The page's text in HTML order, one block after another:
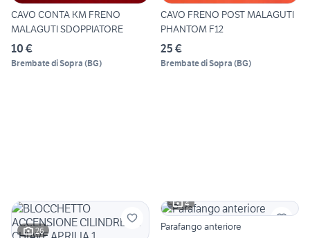
CAVO CONTA KM FRENO
MALAGUTI SDOPPIATORE
10 €
Brembate di Sopra (BG)
CAVO FRENO POST MALAGUTI
PHANTOM F12
25 €
Brembate di Sopra (BG)
26
4
Parafango anteriore